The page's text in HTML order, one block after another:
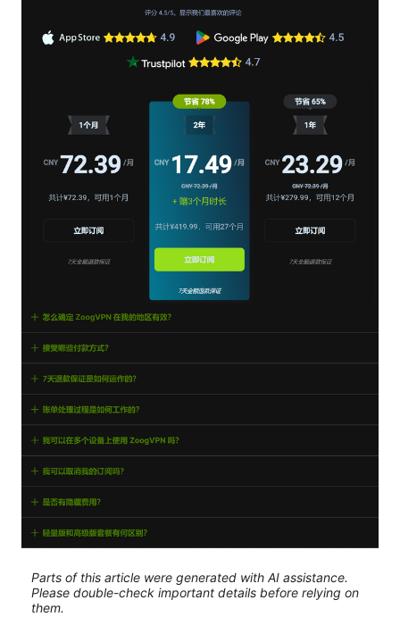
Parts of this article were generated with AI assistance.
Please double-check important details before relying on
them.